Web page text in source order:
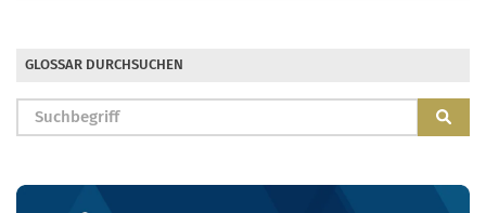
GLOSSAR DURCHSUCHEN